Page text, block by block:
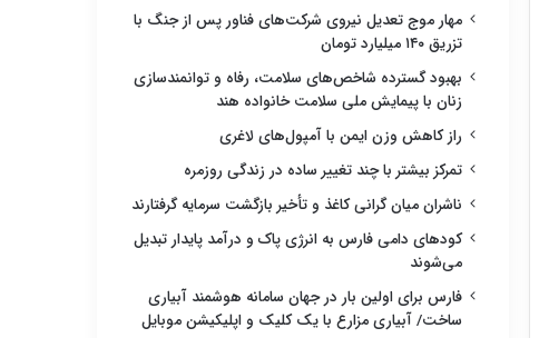
مهار موج تعدیل نیروی شرکت‌های فناور پس از جنگ با
تزریق ۱۴۰ میلیارد تومان
بهبود گسترده شاخص‌های سلامت، رفاه و توانمندسازی
زنان با پیمایش ملی سلامت خانواده هند
راز کاهش وزن ایمن با آمپول‌های لاغری
تمرکز بیشتر با چند تغییر ساده در زندگی روزمره
ناشران میان گرانی کاغذ و تأخیر بازگشت سرمایه گرفتارند
کودهای دامی فارس به انرژی پاک و درآمد پایدار تبدیل
می‌شوند
فارس برای اولین بار در جهان سامانه هوشمند آبیاری
ساخت/ آبیاری مزارع با یک کلیک و اپلیکیشن موبایل